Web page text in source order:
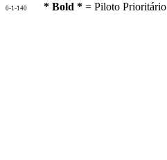
0-1-140 * Bold * = Piloto Prioritário